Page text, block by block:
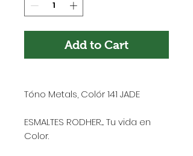
Add to Cart
Tóno Metals, Colór 141 JADE
ESMALTES RODHER.... Tu vida en
Color.